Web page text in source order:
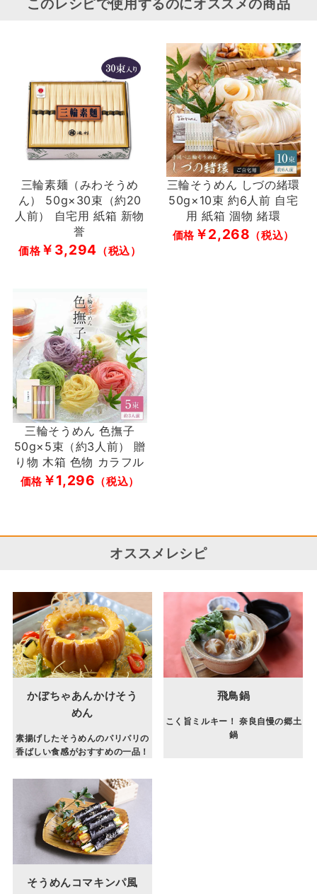
このレシピで使用するのにオススメの商品
三輪素麺（みわそうめ
ん） 50g×30束（約20
人前） 自宅用 紙箱 新物
誉
価格 ￥3,294 （税込）
三輪そうめん しづの緒環
50g×10束 約6人前 自宅
用 紙箱 涸物 緒環
価格 ￥2,268 （税込）
三輪そうめん 色撫子
50g×5束（約3人前） 贈
り物 木箱 色物 カラフル
価格 ￥1,296 （税込）
オススメレシピ
かぼちゃあんかけそう
めん
素揚げしたそうめんのパリパリの
香ばしい食感がおすすめの一品！
飛鳥鍋
こく旨ミルキー！ 奈良自慢の郷土
鍋
そうめんコマキンパ風